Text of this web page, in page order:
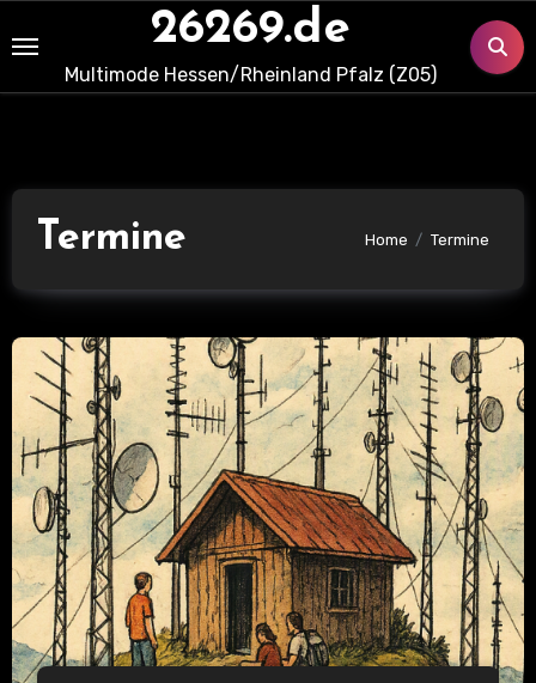
to
content
26269.de
Multimode Hessen/Rheinland Pfalz (Z05)
Termine Home Termine